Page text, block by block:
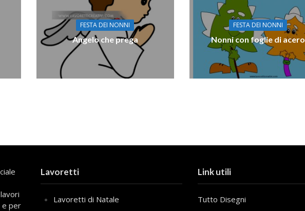
FESTA DEI NONNI
Angelo che prega
FESTA DEI NONNI
Nonni con foglie di acero
e per
Lavoretti
Lavoretti di Natale
Link utili
Tutto Disegni